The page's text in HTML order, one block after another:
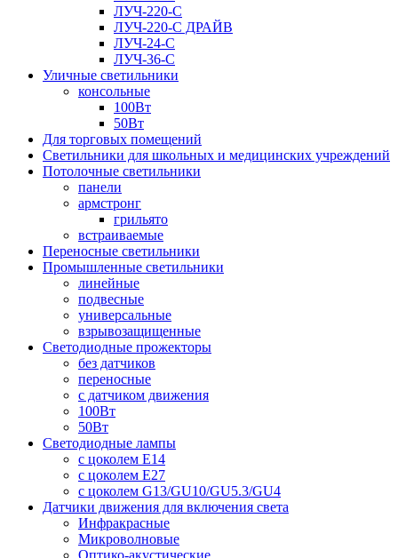
ЛУЧ-220-С
ЛУЧ-220-С ДРАЙВ
ЛУЧ-24-С
ЛУЧ-36-С
Уличные светильники
консольные
100Вт
50Вт
Для торговых помещений
Светильники для школьных и медицинских учреждений
Потолочные светильники
панели
армстронг
грильято
встраиваемые
Переносные светильники
Промышленные светильники
линейные
подвесные
универсальные
взрывозащищенные
Светодиодные прожекторы
без датчиков
переносные
с датчиком движения
100Вт
50Вт
Светодиодные лампы
с цоколем E14
с цоколем E27
с цоколем G13/GU10/GU5.3/GU4
Датчики движения для включения света
Инфракрасные
Микроволновые
Оптико-акустические